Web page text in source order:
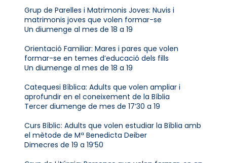
Grup de Parelles i Matrimonis Joves: Nuvis i
matrimonis joves que volen formar-se
Un diumenge al mes de 18 a 19
Orientació Familiar: Mares i pares que volen
formar-se en temes d’educació dels fills
Un diumenge al mes de 18 a 19
Catequesi Bíblica: Adults que volen ampliar i
aprofundir en el coneixement de la Bíblia
Tercer diumenge de mes de 17’30 a 19
Curs Bíblic: Adults que volen estudiar la Bíblia amb
el mètode de Mª Benedicta Deiber
Dimecres de 19 a 19’50